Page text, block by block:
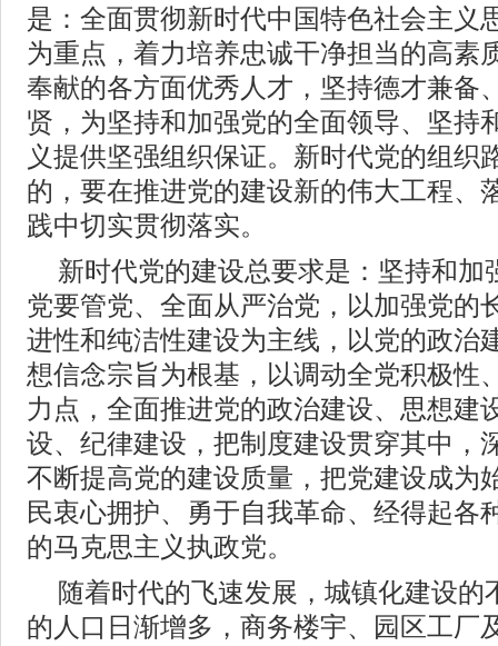
是：全面贯彻新时代中国特色社会主义
为重点，着力培养忠诚干净担当的高素
奉献的各方面优秀人才，坚持德才兼备
贤，为坚持和加强党的全面领导、坚持
义提供坚强组织保证。新时代党的组织
的，要在推进党的建设新的伟大工程、
践中切实贯彻落实。
新时代党的建设总要求是：坚持和加
党要管党、全面从严治党，以加强党的
进性和纯洁性建设为主线，以党的政治
想信念宗旨为根基，以调动全党积极性
力点，全面推进党的政治建设、思想建
设、纪律建设，把制度建设贯穿其中，
不断提高党的建设质量，把党建设成为
民衷心拥护、勇于自我革命、经得起各
的马克思主义执政党。
随着时代的飞速发展，城镇化建设的
的人口日渐增多，商务楼宇、园区工厂